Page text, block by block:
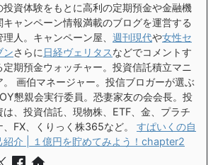
投資体験をもとに高利の定期預金や金融機
キャンペーン情報満載のブログを運営する
理人。キャンペーン屋、 週刊現代や女性セ
ンさらに 日経ヴェリタスなどでコメントす
定期預金ウォッチャー。投資信託積立マニ
。 画伯マネージャー。投信ブロガーが選ぶ
懇親会実行委員。恐妻家友の会会長。投
は、投資信託、現物株、ETF、金、プラチ
、FX、くりっく株365など。 すぱいくの自
紹介 | １億円を貯めてみよう！chapter2